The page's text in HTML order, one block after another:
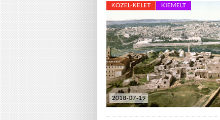
2018-07-19
KÖZEL-KELET KIEMELT